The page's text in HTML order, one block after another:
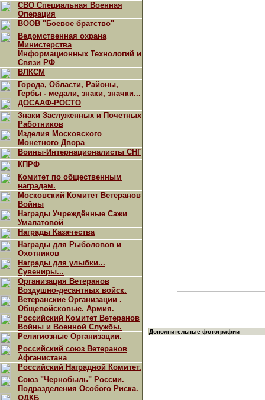
СВО Специальная Военная
Операция
ВООВ "Боевое братство"
Ведомственная охрана
Министерства
Информационных Технологий и
Связи РФ
ВЛКСМ
Города, Области, Районы,
Гербы - медали, знаки, значки...
ДОСААФ-РОСТО
Знаки Заслуженных и Почетных
Работников
Изделия Московского
Монетного Двора
Воины-Интернационалисты СНГ
КПРФ
Комитет по общественным
наградам.
Московский Комитет Ветеранов
Войны
Награды Учреждённые Сажи
Умалатовой
Награды Казачества
Награды для Рыболовов и
Охотников
Награды для улыбки...
Сувениры...
Организация Ветеранов
Воздушно-десантных войск.
Ветеранские Организации .
Общевойсковые. Армия.
Российский Комитет Ветеранов
Войны и Военной Службы.
Религиозные Организации.
Российский союз Ветеранов
Афганистана
Российский Наградной Комитет.
Союз "Чернобыль" России.
Подразделения Особого Риска.
ОДКБ
Дополнительные фотографии